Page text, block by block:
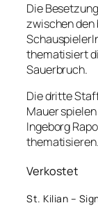
Die
zwischen
thematisiert
Sauerbruch.
Die dritte
Mauer
Ingeborg
thematisieren.
Verkostet
St. Kilian –